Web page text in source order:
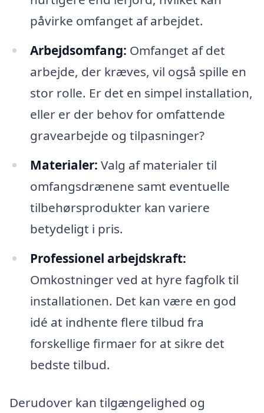
påvirke omfanget af arbejdet.
Arbejdsomfang: Omfanget af det
arbejde, der kræves, vil også spille en
stor rolle. Er det en simpel installation,
eller er der behov for omfattende
gravearbejde og tilpasninger?
Materialer: Valg af materialer til
omfangsdrænene samt eventuelle
tilbehørsprodukter kan variere
betydeligt i pris.
Professionel arbejdskraft:
Omkostninger ved at hyre fagfolk til
installationen. Det kan være en god
idé at indhente flere tilbud fra
forskellige firmaer for at sikre det
bedste tilbud.
Derudover kan tilgængelighed og